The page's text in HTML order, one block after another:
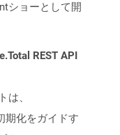
ショーとして開
REST API
は、
期化をガイドす